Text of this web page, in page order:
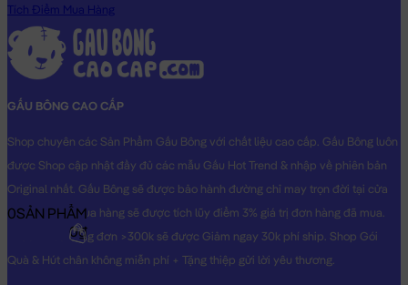
Tích Điểm Mua Hàng
GẤU BÔNG CAO CẤP
Shop chuyên các Sản Phẩm Gấu Bông với chất liệu cao cấp. Gấu Bông luôn
được Shop cập nhật đầy đủ các mẫu Gấu Hot Trend & nhập về phiên bản
Original nhất. Gấu Bông sẽ được bảo hành đường chỉ may trọn đời tại cửa
hàng, Khách mua hàng sẽ được tích lũy điểm 3% giá trị đơn hàng đã mua.
Khách mua hàng đơn >300k sẽ được Giảm ngay 30k phí ship. Shop Gói
Quà & Hút chân không miễn phí + Tặng thiệp gửi lời yêu thương.
0SẢN PHẨM
0₫